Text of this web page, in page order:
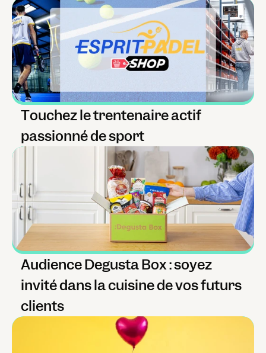
Touchez le trentenaire actif
passionné de sport
Audience Degusta Box : soyez
invité dans la cuisine de vos futurs
clients